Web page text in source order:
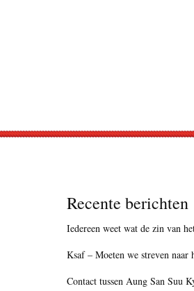
Recente berichten
Iedereen weet wat de zin van
Ksaf – Moeten we streven naar
Contact tussen Aung San Suu